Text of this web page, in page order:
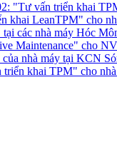
"Tư vấn triển khai
khai LeanTPM" cho
các nhà máy Hóc
Maintenance" cho
nhà máy tại KCN
triển khai TPM" cho